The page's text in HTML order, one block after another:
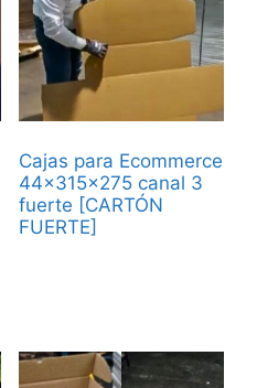
Cajas para Ecommerce
44x315x275 canal 3
fuerte [CARTÓN
FUERTE]